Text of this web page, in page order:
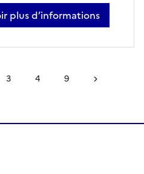
plus d’informations
david savoie
3 4 9